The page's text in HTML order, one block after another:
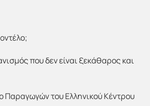
που δεν είναι ξεκάθαρος και
Παραγωγών του Ελληνικού Κέντρου